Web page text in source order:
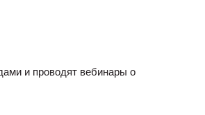
и проводят вебинары о